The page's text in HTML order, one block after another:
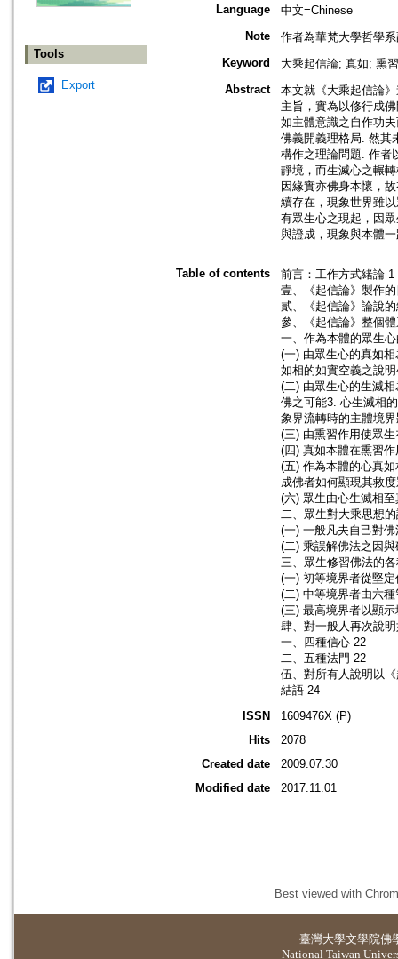
Tools
Export
Language
中文=Chinese
Note
作者為華梵大學哲學
Keyword
大乘起信論; 真如; 熏
Abstract
本文就《大乘起信論
主旨，實為以修行成
如主體意識之自作功
佛義開義理格局. 然其
構作之理論問題. 作者
靜境，而生滅心之輾
因緣實亦佛身本懷，
續存在，現象世界雖
有眾生心之現起，因
與證成，現象與本體
Table of contents
前言：工作方式緒論 1
壹、《起信論》製作
貳、《起信論》論說
參、《起信論》整個
一、作為本體的眾生
(一) 由眾生心的真如
如相的如實空義之說
(二) 由眾生心的生滅
佛之可能3. 心生滅相
象界流轉時的主體境
(三) 由熏習作用使眾
(四) 真如本體在熏習
(五) 作為本體的心真
成佛者如何顯現其救
(六) 眾生由心生滅相
二、眾生對大乘思想
(一) 一般凡夫自己對
(二) 乘誤解佛法之因
三、眾生修習佛法的
(一) 初等境界者從堅
(二) 中等境界者由六
(三) 最高境界者以顯
肆、對一般人再次說
一、四種信心 22
二、五種法門 22
伍、對所有人說明以
結語 24
ISSN
1609476X (P)
Hits
2078
Created date
2009.07.30
Modified date
2017.11.01
Best viewed with
臺灣大學文學院佛
National Taiwan